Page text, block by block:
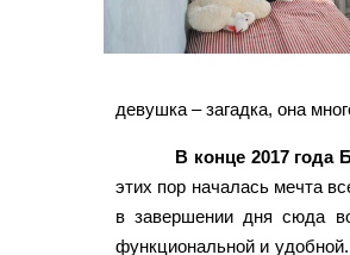
девушка – загадка, она
В конце 2017
этих пор началась мечта
в завершении дня сюда
функциональной и